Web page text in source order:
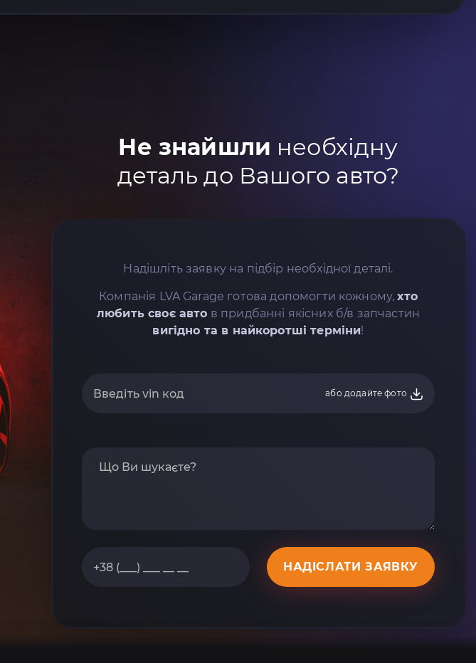
Не знайшли необхідну
деталь до Вашого авто?
Надішліть заявку на підбір необхідної деталі.
Компанія LVA Garage готова допомогти кожному,хто
любить своє авто в придбанні якісних б/в запчастин
вигідно та в найкоротші терміни!
або додайте фото
НАДІСЛАТИ ЗАЯВКУ